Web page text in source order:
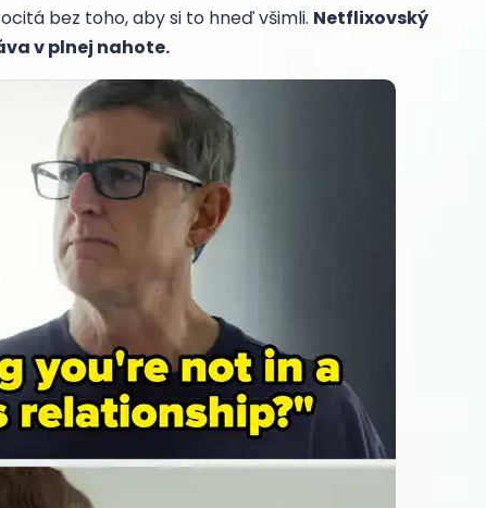
bez toho, aby si to hneď všimli. Netflixovský
v plnej nahote.